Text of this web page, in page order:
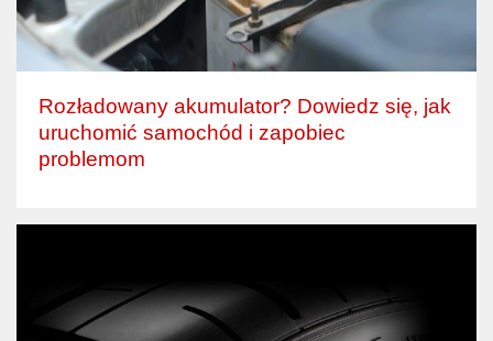
Rozładowany akumulator? Dowiedz się, jak
uruchomić samochód i zapobiec
problemom